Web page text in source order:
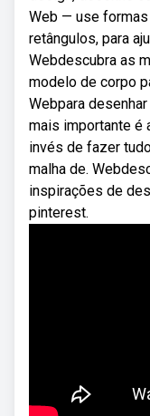
Web — use
retângulos, para
Webdescubra as
modelo de corpo
Webpara
mais importante é
invés de fazer
malha de.
inspirações de
pinterest.